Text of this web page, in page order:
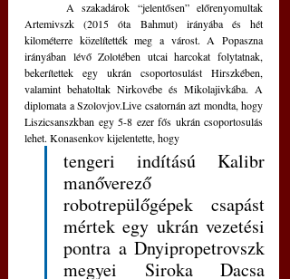
Artemivszk (2015 óta Bahmut) irányába és hét
kilométerre közelítették meg a várost. A Popaszna
irányában lévő Zolotében utcai harcokat folytatnak,
bekerítettek egy ukrán csoportosulást Hirszkében,
valamint behatoltak Nirkovébe és Mikolajivkába. A
diplomata a Szolovjov.Live csatornán azt mondta, hogy
Liszicsanszkban egy 5-8 ezer fős ukrán csoportosulás
lehet. Konasenkov kijelentette, hogy
tengeri indítású Kalibr
manőverező
robotrepülőgépek csapást
mértek egy ukrán vezetési
pontra a Dnyipropetrovszk
megyei Siroka Dacsa